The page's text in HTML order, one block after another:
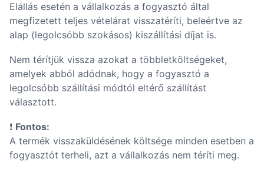
Elállás esetén a vállalkozás a fogyasztó által
megfizetett teljes vételárat visszatéríti, beleértve az
alap (legolcsóbb szokásos) kiszállítási díjat is.
Nem térítjük vissza azokat a többletköltségeket,
amelyek abból adódnak, hogy a fogyasztó a
legolcsóbb szállítási módtól eltérő szállítást
választott.
❗ Fontos:
A termék visszaküldésének költsége minden esetben a
fogyasztót terheli, azt a vállalkozás nem téríti meg.